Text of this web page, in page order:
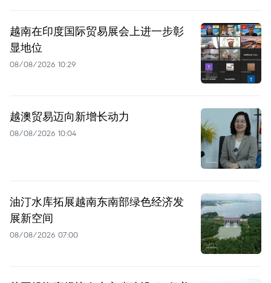
越南在印度国际贸易展会上进一步彰
显地位
08/08/2026 10:29
越澳贸易迈向新增长动力
08/08/2026 10:04
油汀水库拓展越南东南部绿色经济发
展新空间
08/08/2026 07:00